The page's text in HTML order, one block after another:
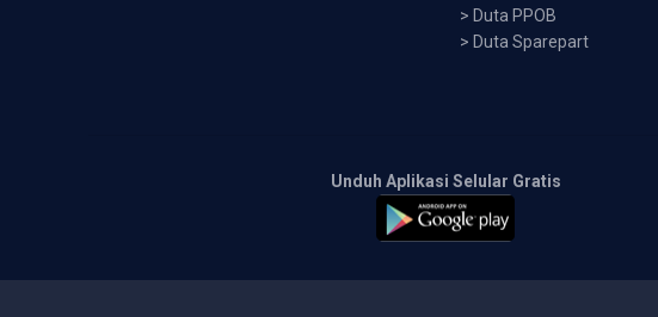
> Duta PPOB
> Duta Sparepart
Unduh Aplikasi Selular Gratis